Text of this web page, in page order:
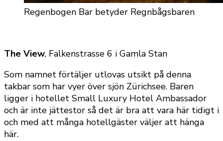
Regenbogen Bar betyder Regnbågsbaren
The View, Falkenstrasse 6 i Gamla Stan
Som namnet förtäljer utlovas utsikt på denna
takbar som har vyer över sjön Zürichsee. Baren
ligger i hotellet Small Luxury Hotel Ambassador
och är inte jättestor så det är bra att vara här tidigt i
och med att många hotellgäster väljer att hänga
här.